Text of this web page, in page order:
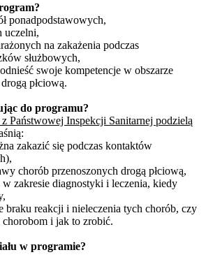
ponadpodstawowych,
uczelni,
na zakażenia podczas
służbowych,
swoje kompetencje w obszarze
płciową.
do programu?
Państwowej Inspekcji Sanitarnej podzielą
zakazić się podczas kontaktów
chorób przenoszonych drogą płciową,
zakresie diagnostyki i leczenia, kiedy
braku reakcji i nieleczenia tych chorób, czy
i jak to zrobić.
w programie?